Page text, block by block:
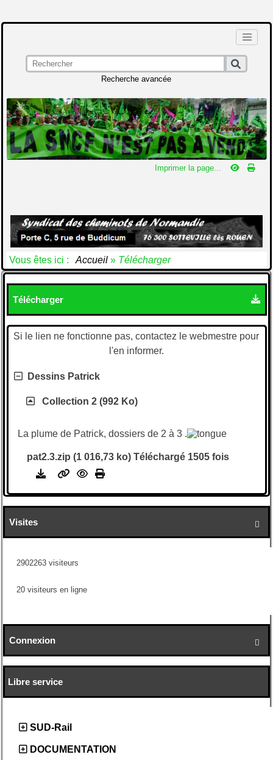
Recherche avancée
Imprimer la page...
Vous êtes ici : Accueil » Télécharger

Visites
2902263 visiteurs
20 visiteurs en ligne

Connexion
Libre service
SUD-Rail
DOCUMENTATION
Télécharger
Si le lien ne fonctionne pas, contactez le webmestre pour
l'en informer.
Dessins Patrick
Collection 2 (992 Ko)
La plume de Patrick, dossiers de 2 à 3 .
pat2.3.zip (1 016,73 ko) Téléchargé 1505 fois